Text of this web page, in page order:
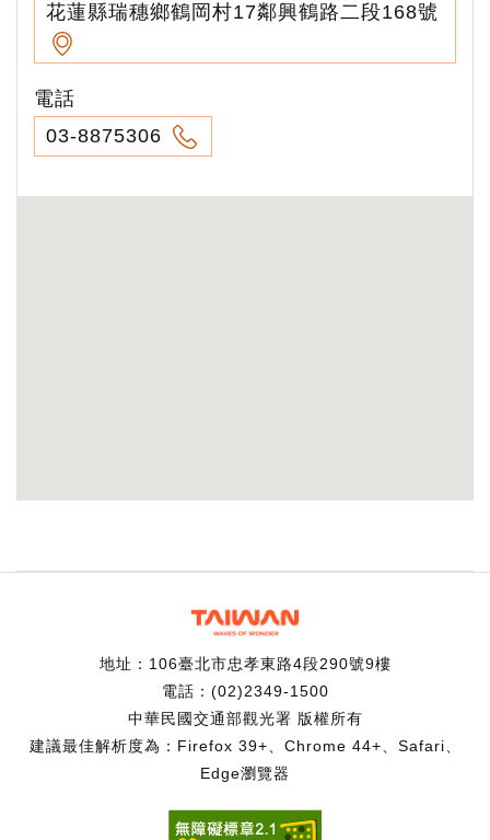
花蓮縣瑞穗鄉鶴岡村17鄰興鶴路二段168號
電話
03-8875306
地址：106臺北市忠孝東路4段290號9樓
電話：(02)2349-1500
中華民國交通部觀光署 版權所有
建議最佳解析度為：Firefox 39+、Chrome 44+、Safari、
Edge瀏覽器